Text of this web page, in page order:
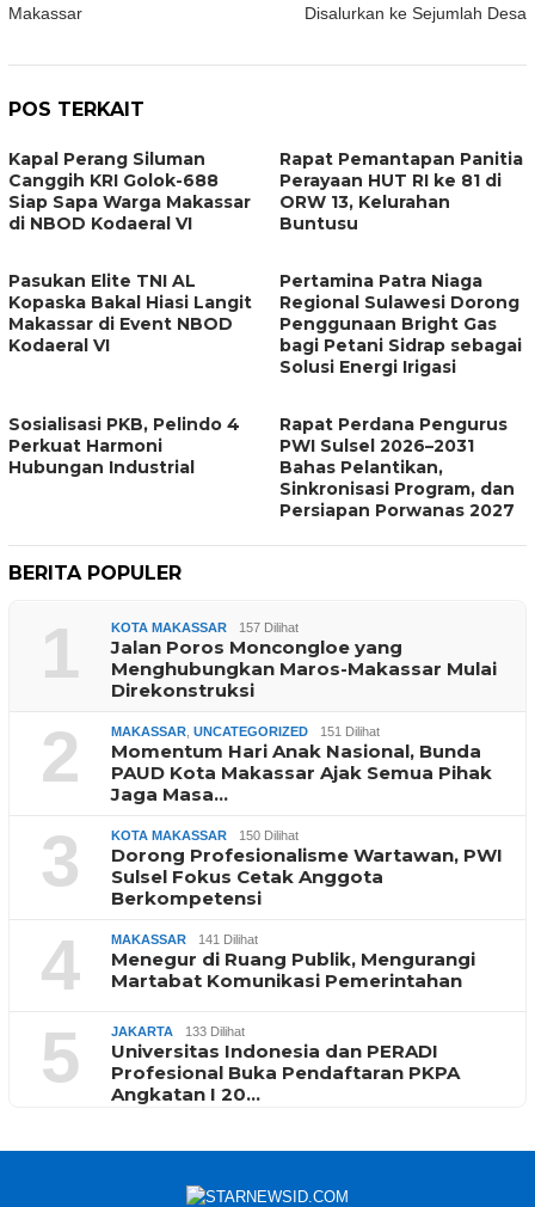
Makassar
Disalurkan ke Sejumlah Desa
POS TERKAIT
Kapal Perang Siluman
Canggih KRI Golok-688
Siap Sapa Warga Makassar
di NBOD Kodaeral VI
Rapat Pemantapan Panitia
Perayaan HUT RI ke 81 di
ORW 13, Kelurahan
Buntusu
Pasukan Elite TNI AL
Kopaska Bakal Hiasi Langit
Makassar di Event NBOD
Kodaeral VI
Pertamina Patra Niaga
Regional Sulawesi Dorong
Penggunaan Bright Gas
bagi Petani Sidrap sebagai
Solusi Energi Irigasi
Sosialisasi PKB, Pelindo 4
Perkuat Harmoni
Hubungan Industrial
Rapat Perdana Pengurus
PWI Sulsel 2026–2031
Bahas Pelantikan,
Sinkronisasi Program, dan
Persiapan Porwanas 2027
BERITA POPULER
1 KOTA MAKASSAR 157 Dilihat
Jalan Poros Moncongloe yang
Menghubungkan Maros-Makassar Mulai
Direkonstruksi
2 MAKASSAR UNCATEGORIZED 151 Dilihat
Momentum Hari Anak Nasional, Bunda
PAUD Kota Makassar Ajak Semua Pihak
Jaga Masa…
3 KOTA MAKASSAR 150 Dilihat
Dorong Profesionalisme Wartawan, PWI
Sulsel Fokus Cetak Anggota
Berkompetensi
4 MAKASSAR 141 Dilihat
Menegur di Ruang Publik, Mengurangi
Martabat Komunikasi Pemerintahan
5 JAKARTA 133 Dilihat
Universitas Indonesia dan PERADI
Profesional Buka Pendaftaran PKPA
Angkatan I 20…